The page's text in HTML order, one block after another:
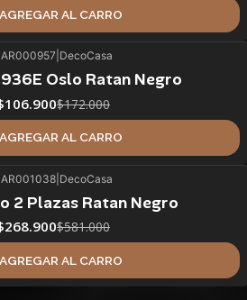
AGREGAR AL CARRO
DecoCasa
Oslo Ratan Negro
$172.000
AGREGAR AL CARRO
DecoCasa
2 Plazas Ratan Negro
$581.000
AGREGAR AL CARRO